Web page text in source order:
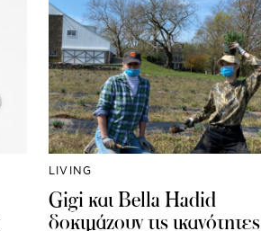
LIVING
Gigi και Bella Hadid
δοκιμάζουν τις ικανότητες